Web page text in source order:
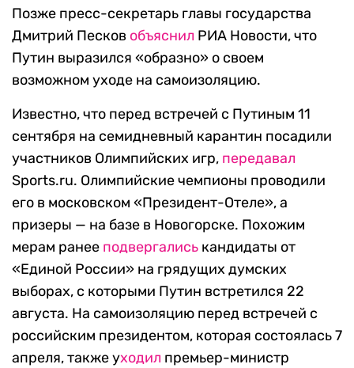
Позже пресс-секретарь главы государства
Дмитрий Песков объяснил РИА Новости, что
Путин выразился «образно» о своем
возможном уходе на самоизоляцию.
Известно, что перед встречей с Путиным 11
сентября на семидневный карантин посадили
участников Олимпийских игр, передавал
Sports.ru. Олимпийские чемпионы проводили
его в московском «Президент-Отеле», а
призеры — на базе в Новогорске. Похожим
мерам ранее подвергались кандидаты от
«Единой России» на грядущих думских
выборах, с которыми Путин встретился 22
августа. На самоизоляцию перед встречей с
российским президентом, которая состоялась 7
апреля, также уходил премьер-министр